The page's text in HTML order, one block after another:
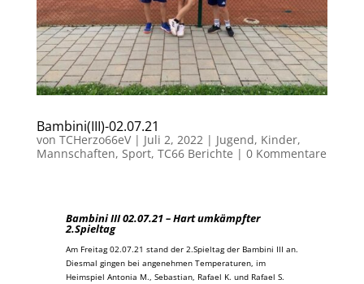
Bambini(III)-02.07.21
von TCHerzo66eV| Juli 2, 2022| Jugend, Kinder,
Mannschaften, Sport, TC66 Berichte | 0 Kommentare
Bambini III 02.07.21 – Hart umkämpfter
2.Spieltag
Am Freitag 02.07.21 stand der 2.Spieltag der Bambini III an.
Diesmal gingen bei angenehmen Temperaturen, im
Heimspiel Antonia M., Sebastian, Rafael K. und Rafael S.